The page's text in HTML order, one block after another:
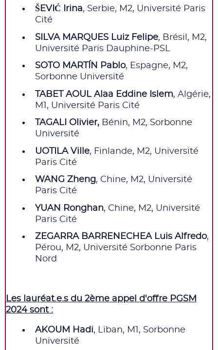
ŠEVIĆ Irina, Serbie, M2, Université Paris
Cité
SILVA MARQUES Luiz Felipe, Brésil, M2,
Université Paris Dauphine-PSL
SOTO MARTÍN Pablo, Espagne, M2,
Sorbonne Université
TABET AOUL Alaa Eddine Islem, Algérie,
M1, Université Paris Cité
TAGALI Olivier, Bénin, M2, Sorbonne
Université
UOTILA Ville, Finlande, M2, Université
Paris Cité
WANG Zheng, Chine, M2, Université
Paris Cité
YUAN Ronghan, Chine, M2, Université
Paris Cité
ZEGARRA BARRENECHEA Luis Alfredo,
Pérou, M2, Université Sorbonne Paris
Nord
Les lauréat.e.s du 2ème appel d'offre PGSM
2024 sont :
AKOUM Hadi, Liban, M1, Sorbonne
Université